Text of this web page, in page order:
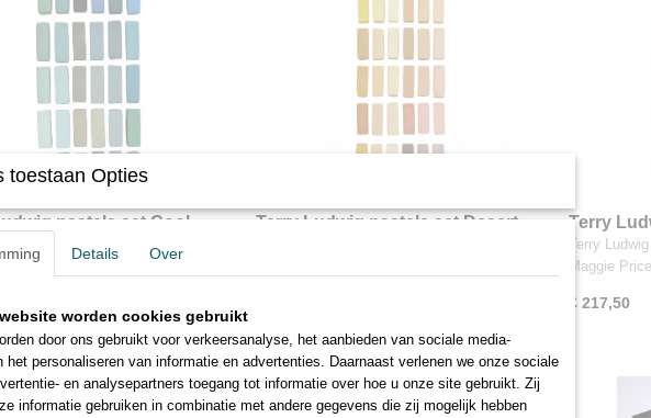
pastels set Cool
30 kleuren
pastels set Cool Greens 30
reis door…
Terry Ludwig pastels set Desert
Terry
Greys -
Terry
Maggie
€ 217,50
toestaan Opties
Details Over
worden cookies gebruikt
door ons gebruikt voor verkeersanalyse, het aanbieden van sociale media-
het personaliseren van informatie en advertenties. Daarnaast verlenen we onze sociale
en analysepartners toegang tot informatie over hoe u onze site gebruikt. Zij
informatie gebruiken in combinatie met andere gegevens die zij mogelijk hebben